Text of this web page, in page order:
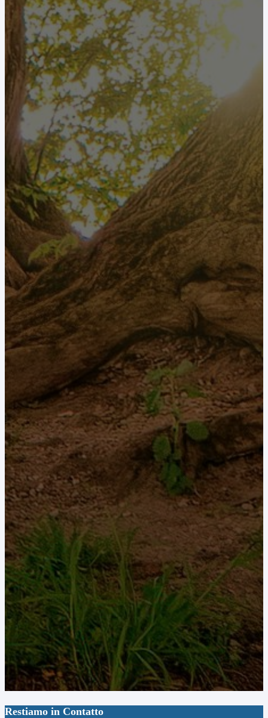
Restiamo in Contatto